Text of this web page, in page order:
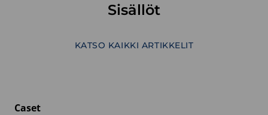
Sisällöt
KATSO KAIKKI ARTIKKELIT
Caset